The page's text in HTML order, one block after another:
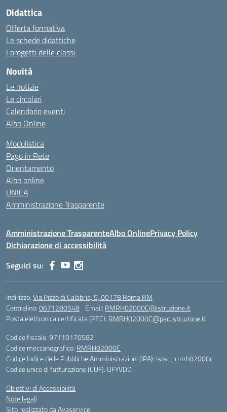
Didattica
Offerta formativa
Le schede didattiche
I progetti delle classi
Novità
Le notizie
Le circolari
Calendario eventi
Albo Online
Modulistica
Pago in Rete
Orientamento
Albo online
UNICA
Amministrazione Trasparente
Amministrazione TrasparenteAlbo OnlinePrivacy Policy
Dichiarazione di accessibilità
Seguici su:
Indirizzo:Via Pizzo di Calabria, 5, 00178 Roma RM
Centralino:0671280548 Email: RMRH02000C@istruzione.it
Posta elettronica certificata (PEC): RMRH02000C@pec.istruzione.it
Codice fiscale: 97110170582
Codice meccanografico: RMRH02000C
Codice Indice delle Pubbliche Amministrazioni (IPA): istsc_rmrh02000c
Codice unico di fatturazione (CUF): UFYVDD
Obiettivi di Accessibilità
Note legali
Sito realizzato da Avaservice